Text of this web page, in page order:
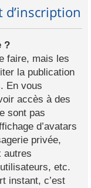
d’inscription
?
faire, mais les
la publication
En vous
accès à des
sont pas
d’avatars
privée,
autres
etc.
instant, c’est